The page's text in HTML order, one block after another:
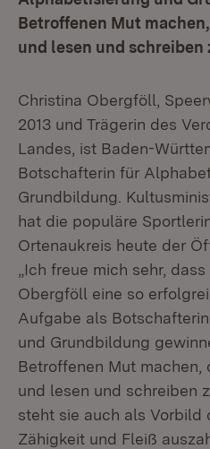
Betroffenen Mut
und lesen und schreiben
Christina Obergföll,
2013 und Trägerin des
Landes, ist Baden-
Botschafterin für
Grundbildung.
hat die populäre
Ortenaukreis heute der
„Ich freue mich sehr,
Obergföll eine so
Aufgabe als
und Grundbildung
Betroffenen Mut machen,
und lesen und schreiben
steht sie auch als Vorbild
Zähigkeit und Fleiß